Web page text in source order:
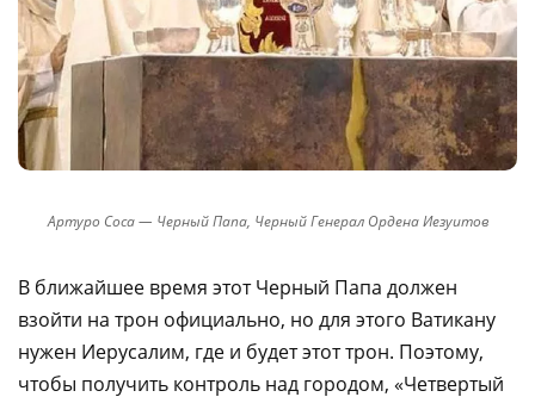
Артуро Соса — Черный Папа, Черный Генерал Ордена Иезуитов
В ближайшее время этот Черный Папа должен
взойти на трон официально, но для этого Ватикану
нужен Иерусалим, где и будет этот трон. Поэтому,
чтобы получить контроль над городом, «Четвертый